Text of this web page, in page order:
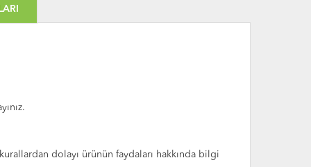
dolayı ürünün faydaları hakkında bilgi